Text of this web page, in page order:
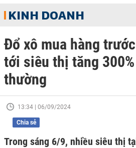
KINH DOANH
Đổ xô mua hàng
tới siêu thị tăng
thường
13:34 | 06/09/2024
Chia sẻ
Trong sáng 6/9, nhiều siêu thị